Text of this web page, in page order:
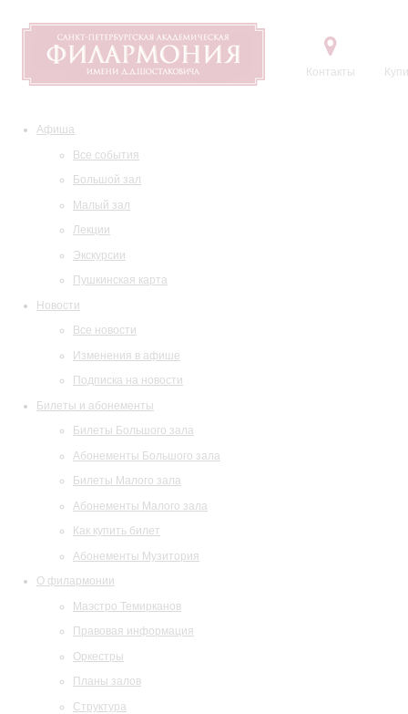
Контакты
Афиша
Все события
Большой зал
Малый зал
Лекции
Экскурсии
Пушкинская карта
Новости
Все новости
Изменения в афише
Подписка на новости
Билеты и абонементы
Билеты Большого зала
Абонементы Большого зала
Билеты Малого зала
Абонементы Малого зала
Как купить билет
Абонементы Музитория
О филармонии
Маэстро Темирканов
Правовая информация
Оркестры
Планы залов
Структура